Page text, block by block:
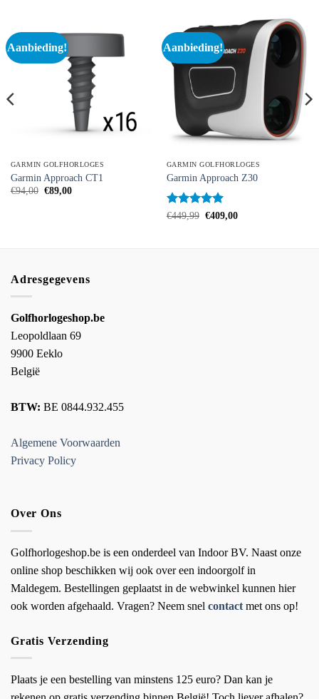
Aanbieding!
GARMIN GOLFHORLOGES
Garmin Approach CT1
€94,00 Oorspronkelijke
€89,00Huidige
Aanbieding!
GARMIN GOLFHORLOGES
Garmin Approach Z30
Beoordeeld
€449,99 Oorspronkelijke
€409,00Huidige
Adresgegevens
Golfhorlogeshop.be
Leopoldlaan 69
9900 Eeklo
België
BTW: BE 0844.932.455
Algemene Voorwaarden
Privacy Policy
Over Ons
Golfhorlogeshop.be is een onderdeel van Indoor BV. Naast onze
online shop beschikken wij ook over een indoorgolf in
Maldegem. Bestellingen geplaatst in de webwinkel kunnen hier
ook worden afgehaald. Vragen? Neem snel contact met ons op!
Gratis Verzending
Plaats je een bestelling van minstens 125 euro? Dan kan je